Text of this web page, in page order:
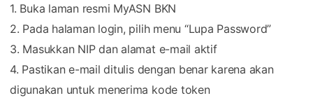
1. Buka laman resmi MyASN BKN
2. Pada halaman login, pilih menu “Lupa Password”
3. Masukkan NIP dan alamat e-mail aktif
4. Pastikan e-mail ditulis dengan benar karena akan
digunakan untuk menerima kode token